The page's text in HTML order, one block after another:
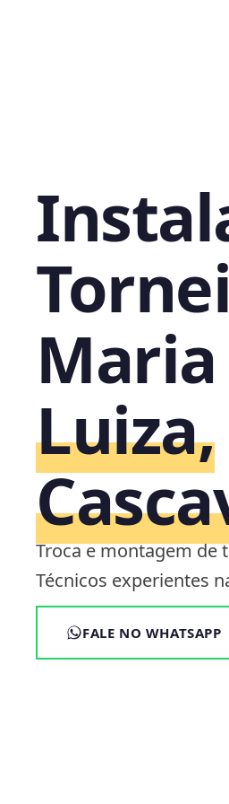
Maria
Luiza,
Troca e montagem de
Técnicos experientes
FALE NO WHATSAPP